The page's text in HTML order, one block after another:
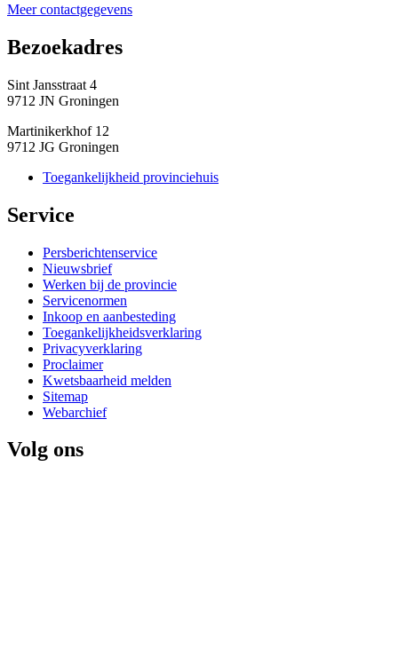
Meer contactgegevens
Bezoekadres
Sint Jansstraat 4
9712 JN Groningen
Martinikerkhof 12
9712 JG Groningen
Toegankelijkheid provinciehuis
Service
Persberichtenservice
Nieuwsbrief
Werken bij de provincie
Servicenormen
Inkoop en aanbesteding
Toegankelijkheidsverklaring
Privacyverklaring
Proclaimer
Kwetsbaarheid melden
Sitemap
Webarchief
Volg ons